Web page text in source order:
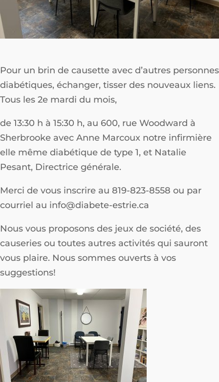
Pour un brin de causette avec d’autres personnes
diabétiques, échanger, tisser des nouveaux liens.
Tous les 2e mardi du mois,
de 13:30 h à 15:30 h, au 600, rue Woodward à
Sherbrooke avec Anne Marcoux notre infirmière
elle même diabétique de type 1, et Natalie
Pesant, Directrice générale.
Merci de vous inscrire au 819-823-8558 ou par
courriel au info@diabete-estrie.ca
Nous vous proposons des jeux de société, des
causeries ou toutes autres activités qui sauront
vous plaire. Nous sommes ouverts à vos
suggestions!